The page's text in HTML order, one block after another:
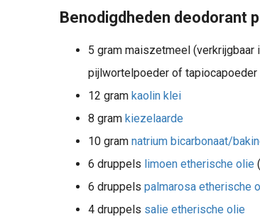
Benodigdheden deodorant
5 gram maiszetmeel
pijlwortelpoeder of tapiocapoeder
12 gram kaolin klei
8 gram kiezelaarde
10 gram natrium bicarbonaat/
6 druppels limoen etherische olie
6 druppels palmarosa etherische
4 druppels salie etherische olie